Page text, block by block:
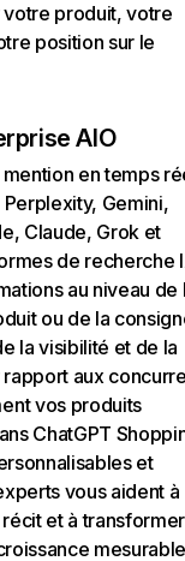
produit, votre
position sur le
AIO
en temps
Perplexity, Gemini,
Claude, Grok et
de recherche
au niveau de
ou de la
la visibilité et de la
aux
vos produits
ChatGPT
et
vous aident à
et à